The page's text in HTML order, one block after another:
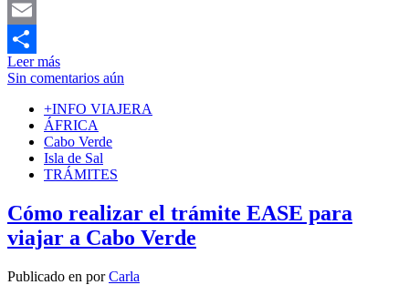
WhatsApp
Email
Compartir
Leer más
Sin comentarios aún
+INFO VIAJERA
ÁFRICA
Cabo Verde
Isla de Sal
TRÁMITES
Cómo realizar el trámite EASE para
viajar a Cabo Verde
Publicado en porCarla